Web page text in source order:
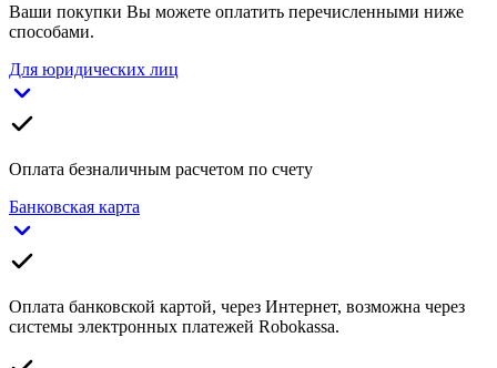
Ваши покупки Вы можете оплатить перечисленными ниже
способами.
Для юридических лиц
Оплата безналичным расчетом по счету
Банковская карта
Оплата банковской картой, через Интернет, возможна через
системы электронных платежей Robokassa.